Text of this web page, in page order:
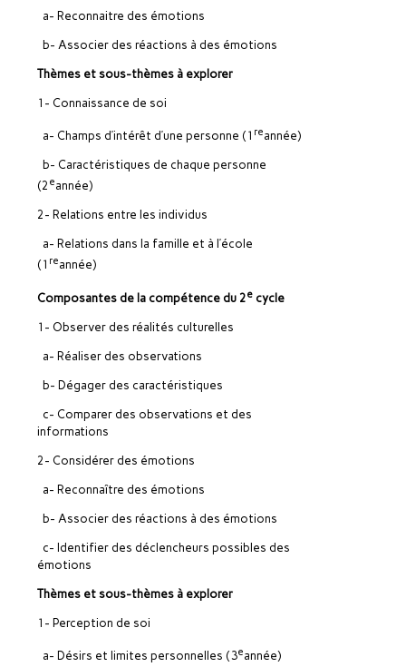
a- Reconnaitre des émotions
b- Associer des réactions à des émotions
Thèmes et sous-thèmes à explorer
1- Connaissance de soi
a- Champs d’intérêt d’une personne (1 reannée)
b- Caractéristiques de chaque personne
(2 eannée)
2- Relations entre les individus
a- Relations dans la famille et à l’école
(1 reannée)
Composantes de la compétence du 2e cycle
1- Observer des réalités culturelles
a- Réaliser des observations
b- Dégager des caractéristiques
c- Comparer des observations et des
informations
2- Considérer des émotions
a- Reconnaître des émotions
b- Associer des réactions à des émotions
c- Identifier des déclencheurs possibles des
émotions
Thèmes et sous-thèmes à explorer
1- Perception de soi
a- Désirs et limites personnelles (3eannée)